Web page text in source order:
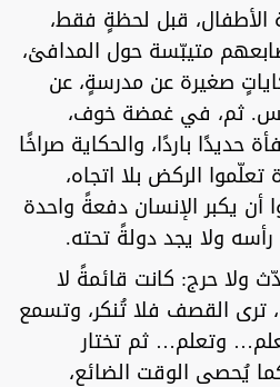
الأطفال، قبل لحظةٍ فقط،
متيبّسة حول المدافئ،
صغيرة عن مدرسةٍ، عن
ثم، في غمضة خوف،
حديدًا باردًا، والحكاية صراخًا
الركض بلا اتجاه،
أن يكبر الإنسان دفعةً واحدة
ولا يجد دولةً تحته.
ولا حرج: كانت قائمةً لا
ترى القصف فلا تُنكر، وتسمع
وتعلم… ثم تختار
يُحصى الوقت الضائع،